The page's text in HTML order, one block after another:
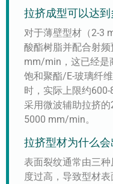
拉挤成型可以达
对于薄壁型材（2-3
酸酯树脂并配合射
mm/min，这已经是
饱和聚酯/E-玻璃纤
时，实际上限约
采用微波辅助拉挤
5000 mm/min。
拉挤型材为什么会
表面裂纹通常由三
度过高，导致型材